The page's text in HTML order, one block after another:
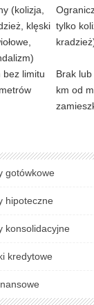
(kolizja,
klęski tylko
bez limitu
Brak
km od
gotówkowe
hipoteczne
konsolidacyjne
kredytowe